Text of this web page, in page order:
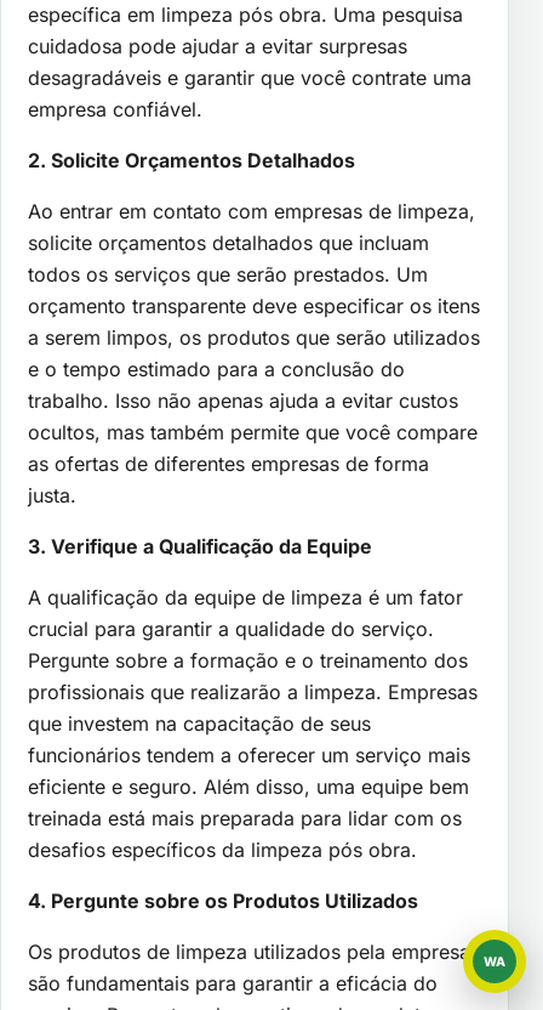
específica em limpeza pós obra. Uma pesquisa
cuidadosa pode ajudar a evitar surpresas
desagradáveis e garantir que você contrate uma
empresa confiável.
2. Solicite Orçamentos Detalhados
Ao entrar em contato com empresas de limpeza,
solicite orçamentos detalhados que incluam
todos os serviços que serão prestados. Um
orçamento transparente deve especificar os itens
a serem limpos, os produtos que serão utilizados
e o tempo estimado para a conclusão do
trabalho. Isso não apenas ajuda a evitar custos
ocultos, mas também permite que você compare
as ofertas de diferentes empresas de forma
justa.
3. Verifique a Qualificação da Equipe
A qualificação da equipe de limpeza é um fator
crucial para garantir a qualidade do serviço.
Pergunte sobre a formação e o treinamento dos
profissionais que realizarão a limpeza. Empresas
que investem na capacitação de seus
funcionários tendem a oferecer um serviço mais
eficiente e seguro. Além disso, uma equipe bem
treinada está mais preparada para lidar com os
desafios específicos da limpeza pós obra.
4. Pergunte sobre os Produtos Utilizados
Os produtos de limpeza utilizados pela empresa
são fundamentais para garantir a eficácia do
WA